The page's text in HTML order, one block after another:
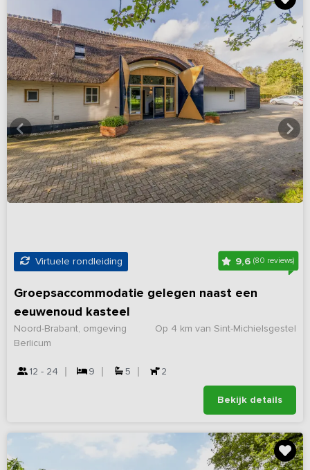
Virtuele rondleiding 9,6 (80 reviews)
Groepsaccommodatie gelegen naast een
eeuwenoud kasteel
Op 4 km van Sint-Michielsgestel
Noord-Brabant, omgeving
Berlicum
12 - 24 9 5 2
Bekijk details